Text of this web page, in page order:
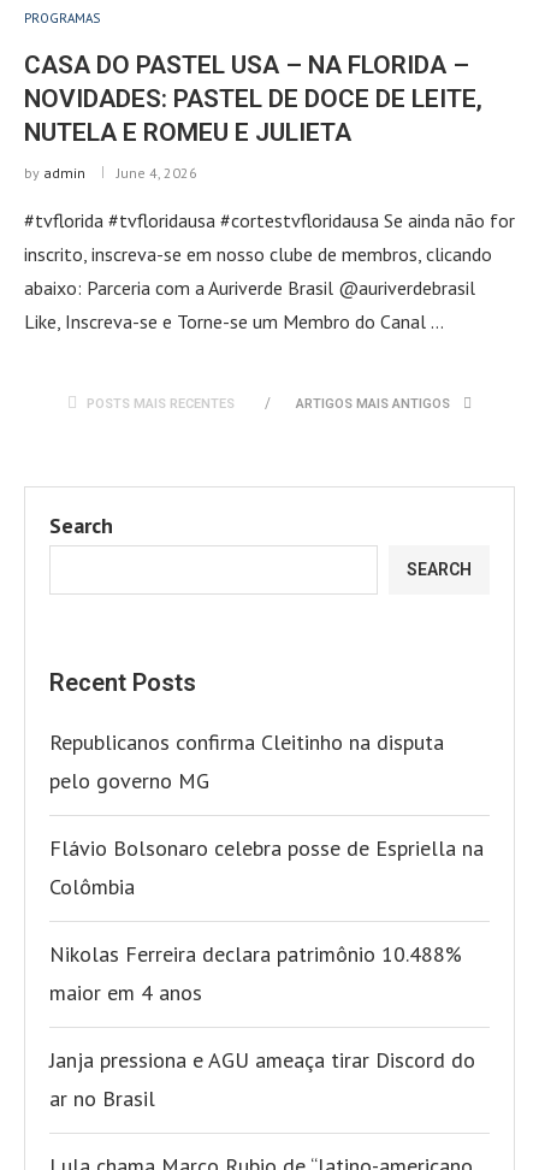
PROGRAMAS
CASA DO PASTEL USA – NA FLORIDA –
NOVIDADES: PASTEL DE DOCE DE LEITE,
NUTELA E ROMEU E JULIETA
by admin June 4, 2026
#tvflorida #tvfloridausa #cortestvfloridausa Se ainda não for
inscrito, inscreva-se em nosso clube de membros, clicando
abaixo: Parceria com a Auriverde Brasil @auriverdebrasil
Like, Inscreva-se e Torne-se um Membro do Canal …
POSTS MAIS RECENTES ARTIGOS MAIS ANTIGOS
Search
SEARCH
Recent Posts
Republicanos confirma Cleitinho na disputa
pelo governo MG
Flávio Bolsonaro celebra posse de Espriella na
Colômbia
Nikolas Ferreira declara patrimônio 10.488%
maior em 4 anos
Janja pressiona e AGU ameaça tirar Discord do
ar no Brasil